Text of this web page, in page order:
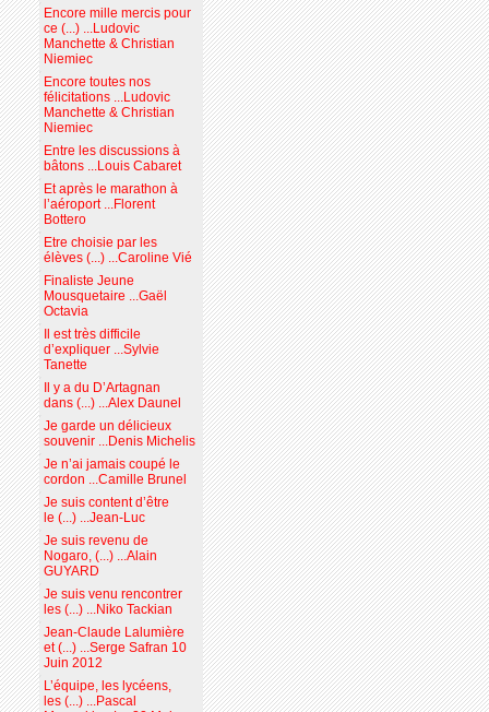
Encore mille mercis pour
ce (...) ...Ludovic
Manchette & Christian
Niemiec
Encore toutes nos
félicitations ...Ludovic
Manchette & Christian
Niemiec
Entre les discussions à
bâtons ...Louis Cabaret
Et après le marathon à
l’aéroport ...Florent
Bottero
Etre choisie par les
élèves (...) ...Caroline Vié
Finaliste Jeune
Mousquetaire ...Gaël
Octavia
Il est très difficile
d’expliquer ...Sylvie
Tanette
Il y a du D’Artagnan
dans (...) ...Alex Daunel
Je garde un délicieux
souvenir ...Denis Michelis
Je n’ai jamais coupé le
cordon ...Camille Brunel
Je suis content d’être
le (...) ...Jean-Luc
Je suis revenu de
Nogaro, (...) ...Alain
GUYARD
Je suis venu rencontrer
les (...) ...Niko Tackian
Jean-Claude Lalumière
et (...) ...Serge Safran 10
Juin 2012
L’équipe, les lycéens,
les (...) ...Pascal